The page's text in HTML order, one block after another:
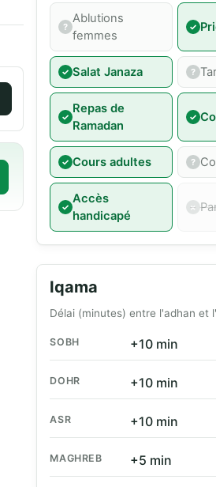
Ablutions
femmes
Salat Janaza
Repas de
Ramadan
Cours adultes
Accès
handicapé
Iqama
Délai (minutes) entre l'adhan et
SOBH +10 min
DOHR +10 min
ASR +10 min
MAGHREB +5 min